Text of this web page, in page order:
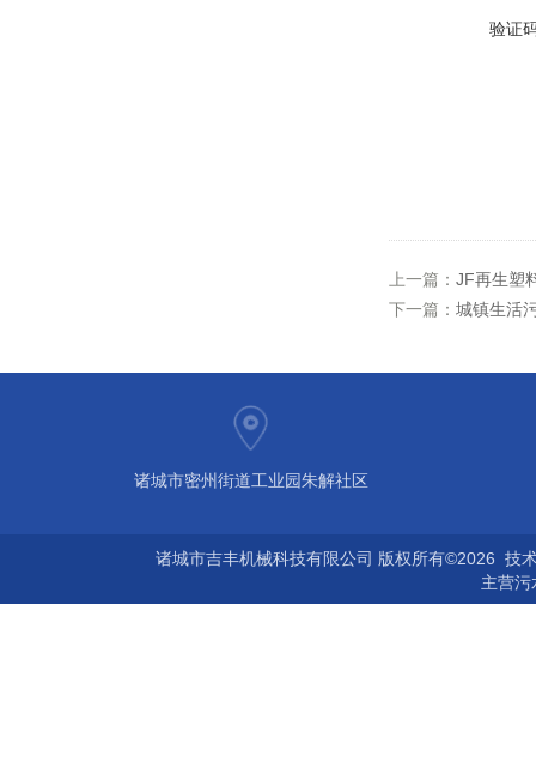
验证
上一篇： JF再生塑
下一篇： 城镇生活
诸城市密州街道工业园朱解社区
诸城市吉丰机械科技有限公司 版权所有©2026 技
主营污